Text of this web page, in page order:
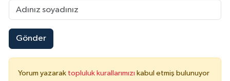
Gönder
Yorum yazarak topluluk kurallarımızı kabul etmiş bulunuyor